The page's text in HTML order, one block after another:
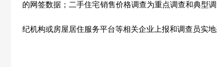
的网签数据；二手住宅销售价格调查为重点调查和典型
纪机构或房屋居住服务平台等相关企业上报和调查员实